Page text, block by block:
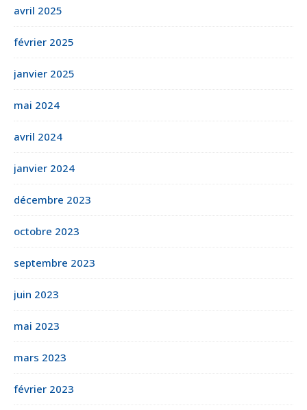
avril 2025
février 2025
janvier 2025
mai 2024
avril 2024
janvier 2024
décembre 2023
octobre 2023
septembre 2023
juin 2023
mai 2023
mars 2023
février 2023